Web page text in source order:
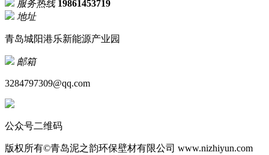
服务热线 19861453719
地址
青岛城阳港乐新能源产业园
邮箱
3284797309@qq.com
公众号二维码
版权所有©青岛泥之韵环保壁材有限公司 www.nizhiyun.com